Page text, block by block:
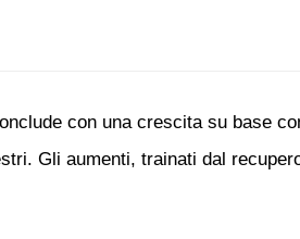
con una crescita su base
Gli aumenti, trainati dal